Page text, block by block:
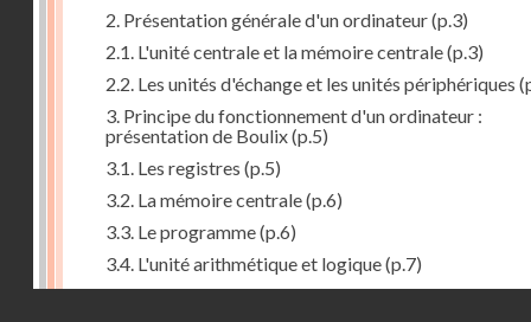
2. Présentation générale d'un ordinateur(p.3)
2.1. L'unité centrale et la mémoire centrale(p.3)
2.2. Les unités d'échange et les unités périphériques
3. Principe du fonctionnement d'un ordinateur :
présentation de Boulix(p.5)
3.1. Les registres (p.5)
3.2. La mémoire centrale(p.6)
3.3. Le programme(p.6)
3.4. L'unité arithmétique et logique(p.7)
3.5. L'unité de contrôle(p.8)